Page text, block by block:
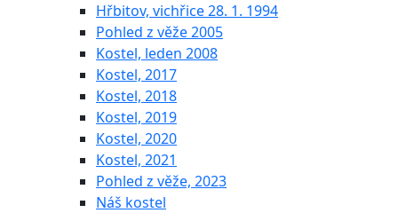
Hřbitov, vichřice 28. 1. 1994
Pohled z věže 2005
Kostel, leden 2008
Kostel, 2017
Kostel, 2018
Kostel, 2019
Kostel, 2020
Kostel, 2021
Pohled z věže, 2023
Náš kostel